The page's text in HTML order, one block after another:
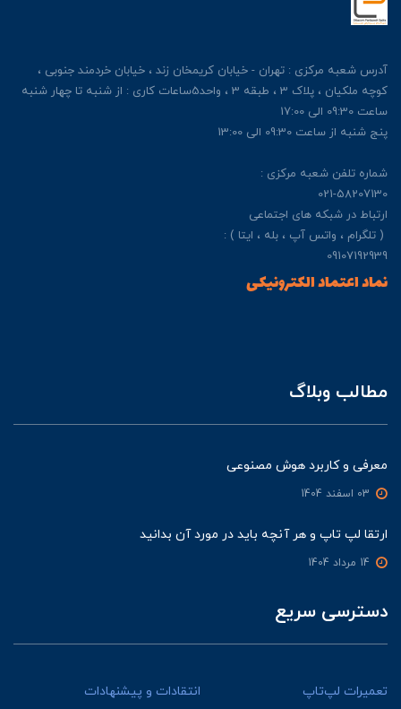
آدرس شعبه مرکزی : تهران - خیابان کریمخان زند ، خیابان خردمند جنوبی ،
کوچه ملکیان ، پلاک 3 ، طبقه 3 ، واحد5ساعات کاری : از شنبه تا چهار شنبه
ساعت 09:30 الی 17:00
پنج شنبه از ساعت 09:30 الی 13:00
شماره تلفن شعبه مرکزی :
021-58207130
ارتباط در شبکه های اجتماعی
( تلگرام ، واتس آپ ، بله ، ایتا ) :
09107192939
نماد اعتماد الکترونیکی
مطالب وبلاگ
معرفی و کاربرد هوش مصنوعی
ارتقا لپ تاپ و هر آنچه باید در مورد آن بدانید
دسترسی سریع
تعمیرات لپ‌تاپ
انتقادات و پیشنهادات